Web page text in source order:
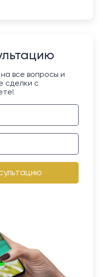
все вопросы и
сделки с